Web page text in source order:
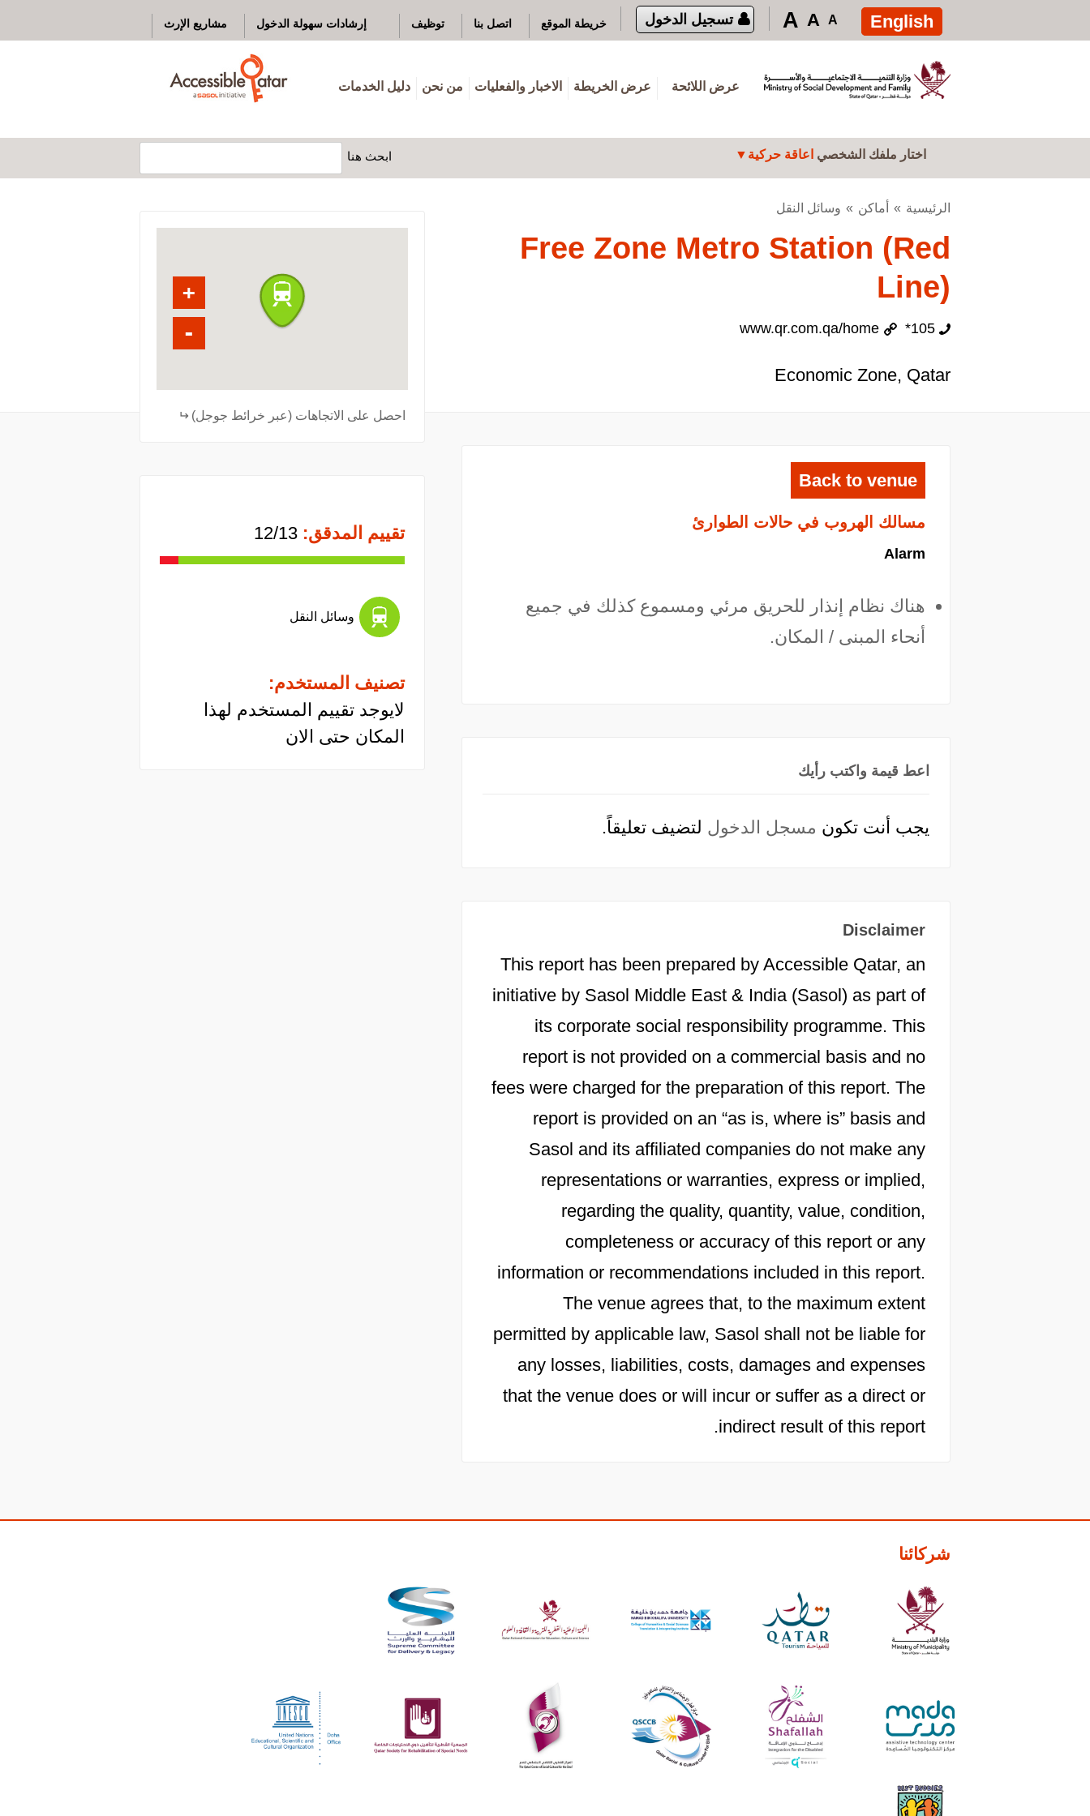
تجاوز إلى المحتوى الرئيسي
English
A
A
A تسجيل الدخول خريطة الموقع اتصل بنا توظيف إرشادات سهولة الدخول مشاريع الإرث
عرض اللائحة عرض الخريطة الاخبار والفعليات من نحن دليل الخدمات
اختار ملفك الشخصي اعاقة حركية ابحث هنا
الرئيسية أماكن وسائل النقل
Free Zone Metro Station (Red
Line)
105*
www.qr.com.qa/home
Economic Zone, Qatar
Back to venue
مسالك الهروب في حالات الطوارئ
Alarm
هناك نظام إنذار للحريق مرئي ومسموع كذلك في جميع
أنحاء المبنى / المكان.
اعط قيمة واكتب رأيك
يجب أنت تكون مسجل الدخول لتضيف تعليقاً.
Disclaimer
This report has been prepared by Accessible Qatar, an
initiative by Sasol Middle East & India (Sasol) as part of
its corporate social responsibility programme. This
report is not provided on a commercial basis and no
fees were charged for the preparation of this report. The
report is provided on an “as is, where is” basis and
Sasol and its affiliated companies do not make any
representations or warranties, express or implied,
regarding the quality, quantity, value, condition,
completeness or accuracy of this report or any
information or recommendations included in this report.
The venue agrees that, to the maximum extent
permitted by applicable law, Sasol shall not be liable for
any losses, liabilities, costs, damages and expenses
that the venue does or will incur or suffer as a direct or
indirect result of this report.
+
-
احصل على الاتجاهات (عبر خرائط جوجل)
تقييم المدقق:
وسائل النقل
تصنيف المستخدم:
لايوجد تقييم المستخدم لهذا
المكان حتى الان
شركائنا